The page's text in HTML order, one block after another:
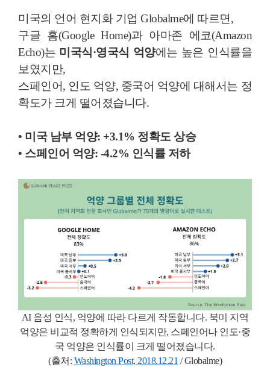
미국의 언어 현지화 기업 Globalme에 따르면,
구글 홈(Google Home)과 아마존 에코(Amazon
Echo)는 미국식·영국식 억양에는 높은 인식률을
보였지만,
스페인어, 인도 억양, 중국어 억양에 대해서는 정
확도가 크게 떨어졌습니다.
• 미국 남부 억양: +3.1% 정확도 상승
• 스페인어 억양: -4.2% 인식률 저하
AI 음성 인식, 억양에 따라 다르게 작동합니다. 북미 지역
억양은 비교적 정확하게 인식되지만, 스페인어나 인도·중
국 억양은 인식률이 크게 떨어졌습니다.
(출처: Washington Post, 2018.12.21 / Globalme)